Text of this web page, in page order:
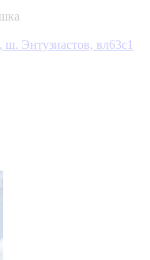
ш. Энтузиастов, вл63с1